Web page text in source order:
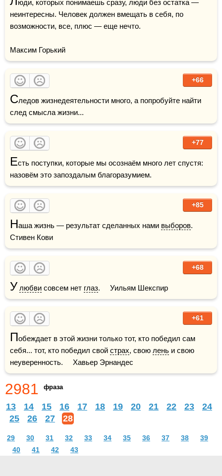
юди, которых понимаешь сразу, люди без остатка —
неинтересны. Человек должен вмещать в себя, по
возможности, все, плюс — еще нечто.
Максим Горький
+66
Следов жизнедеятельности много, а попробуйте найти
след смысла жизни...
+77
Есть поступки, которые мы осознаём много лет спустя:
назовём это запоздалым благоразумием.
+85
Наша жизнь — результат сделанных нами выборов.
Стивен Кови
+68
У любви совсем нет глаз.     Уильям Шекспир
+61
Побеждает в этой жизни только тот, кто победил сам
себя... тот, кто победил свой страх, свою лень и свою
неуверенность.     Хавьер Эрнандес
2981 фраза
13 14 15 16 17 18 19 20 21 22 23
24
25
26 27 28
29 30 31 32 33 34 35 36 37 38
39
40
41 42 43